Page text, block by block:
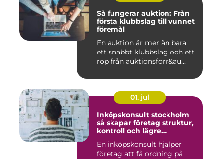
Så fungerar auktion: Från
första klubbslag till vunnet
föremål
En auktion är mer än bara
ett snabbt klubbslag och ett
rop från auktionsförr&au...
01. jul
Inköpskonsult stockholm
så skapar företag struktur,
kontroll och lägre
En inköpskonsult hjälper
företag att få ordning på